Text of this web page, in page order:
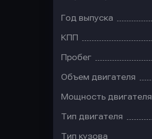
Год выпуска
КПП
Пробег
Объем двигателя
Мощность двигателя
Тип двигателя
Тип кузова